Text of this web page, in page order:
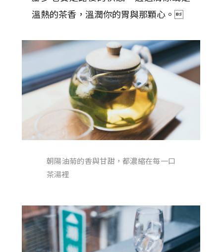
溫熱的茶香，溫潤你的胃與那顆心。
朝陽油菊的香與甘甜，都濃縮在每一口
茶湯裡